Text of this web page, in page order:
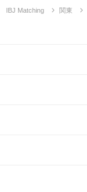
IBJ Matching 関東